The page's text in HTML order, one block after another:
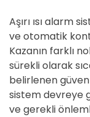
Aşırı ısı alarm
ve otomatik
Kazanın farklı
sürekli olarak
belirlenen
sistem devreye
ve gerekli